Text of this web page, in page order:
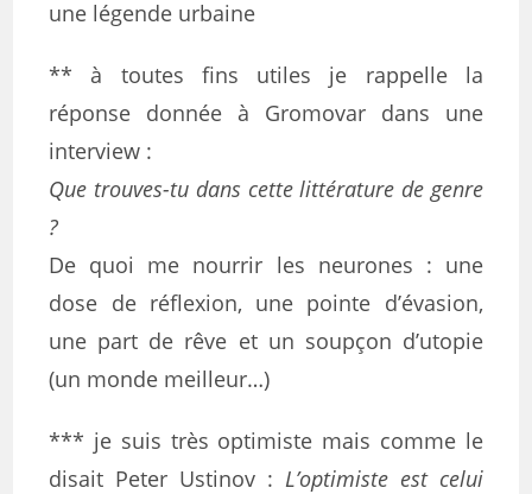
une légende urbaine
** à toutes fins utiles je rappelle la
réponse donnée à Gromovar dans une
interview :
Que trouves-tu dans cette littérature de genre
?
De quoi me nourrir les neurones : une
dose de réflexion, une pointe d’évasion,
une part de rêve et un soupçon d’utopie
(un monde meilleur…)
*** je suis très optimiste mais comme le
disait Peter Ustinov : L’optimiste est celui